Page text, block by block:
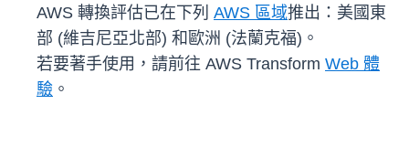
AWS 轉換評估已在下列 AWS 區域推出：美國東
部 (維吉尼亞北部) 和歐洲 (法蘭克福)。
若要著手使用，請前往 AWS Transform Web 體
驗 。